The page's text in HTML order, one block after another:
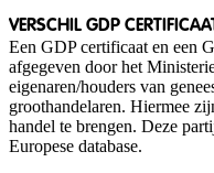
VERSCHIL GDP
Een GDP certificaat en een
afgegeven door het
eigenaren/houders van
groothandelaren. Hiermee
handel te brengen. Deze
Europese database.